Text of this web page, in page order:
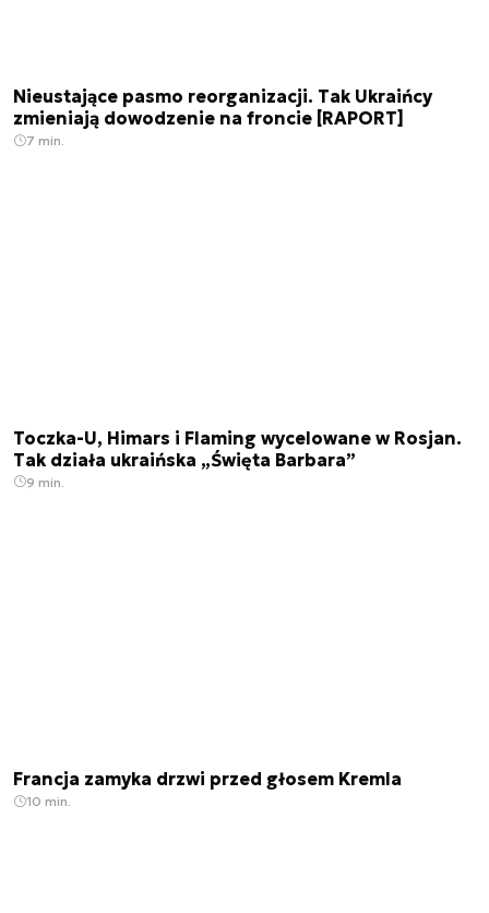
Nieustające pasmo reorganizacji. Tak Ukraińcy
zmieniają dowodzenie na froncie [RAPORT]
7 min.
Toczka-U, Himars i Flaming wycelowane w Rosjan.
Tak działa ukraińska „Święta Barbara”
9 min.
Francja zamyka drzwi przed głosem Kremla
10 min.